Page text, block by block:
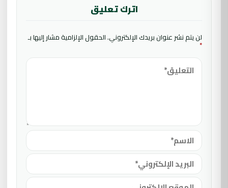
اترك تعليق
لن يتم نشر عنوان بريدك الإلكتروني.الحقول الإلزامية مشار إليها بـ
*